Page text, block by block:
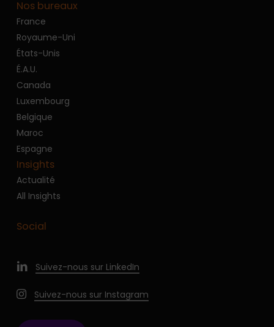
Nos bureaux
France
Royaume-Uni
États-Unis
É.A.U.
Canada
Luxembourg
Belgique
Maroc
Espagne
Insights
Actualité
All Insights
Social
Suivez-nous sur LinkedIn
Suivez-nous sur Instagram